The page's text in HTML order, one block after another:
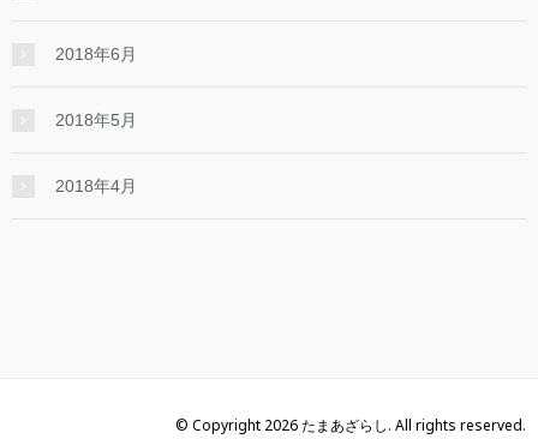
2018年6月
2018年5月
2018年4月
© Copyright 2026 たまあざらし. All rights reserved.